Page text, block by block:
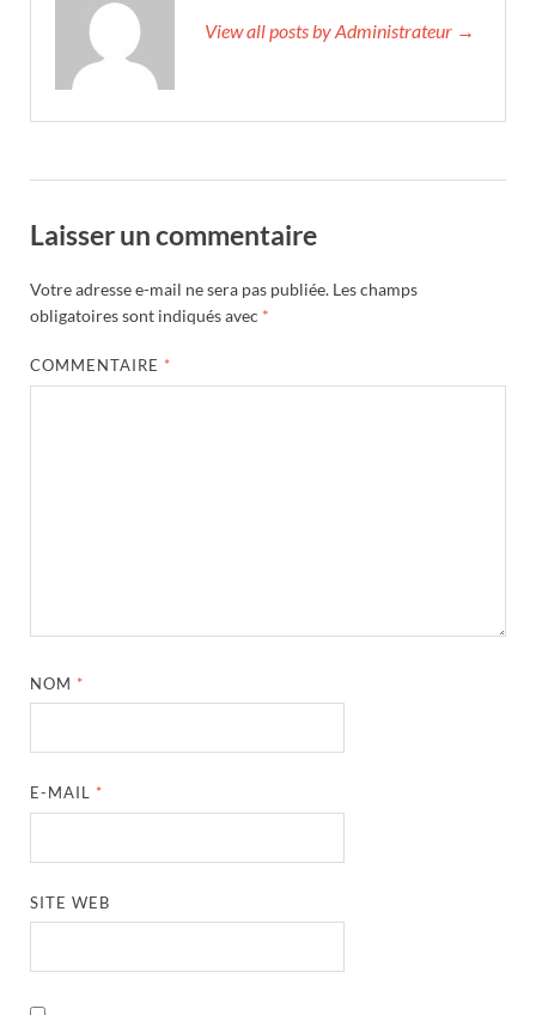
View all posts by Administrateur →
Laisser un commentaire
Votre adresse e-mail ne sera pas publiée. Les champs
obligatoires sont indiqués avec *
COMMENTAIRE *
NOM *
E-MAIL *
SITE WEB